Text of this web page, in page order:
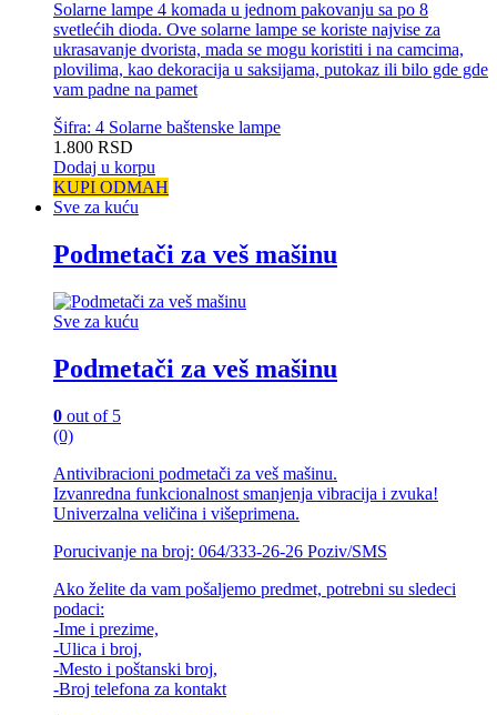
Solarne lampe 4 komada u jednom pakovanju sa po 8
svetlećih dioda. Ove solarne lampe se koriste najvise za
ukrasavanje dvorista, mada se mogu koristiti i na camcima,
plovilima, kao dekoracija u saksijama, putokaz ili bilo gde gde
vam padne na pamet
Šifra: 4 Solarne baštenske lampe
1.800 RSD
Dodaj u korpu
KUPI ODMAH
Sve za kuću
Podmetači za veš mašinu
Sve za kuću
Podmetači za veš mašinu
0 out of 5
(0)
Antivibracioni podmetači za veš mašinu.
Izvanredna funkcionalnost smanjenja vibracija i zvuka!
Univerzalna veličina i višeprimena.
Porucivanje na broj: 064/333-26-26 Poziv/SMS
Ako želite da vam pošaljemo predmet, potrebni su sledeci
podaci:
-Ime i prezime,
-Ulica i broj,
-Mesto i poštanski broj,
-Broj telefona za kontakt